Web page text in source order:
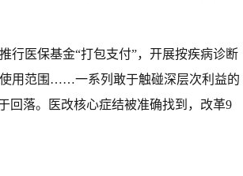
行医保基金“打包支付”，开展按疾病诊断
用范围……一系列敢于触碰深层次利益的
回落。医改核心症结被准确找到，改革9